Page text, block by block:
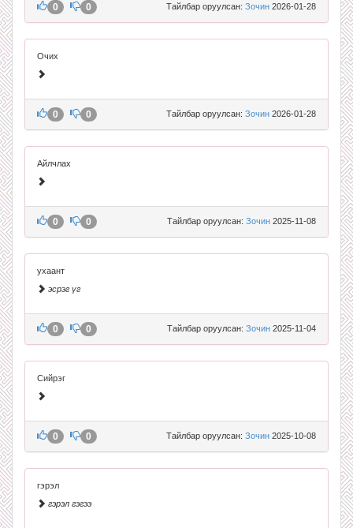
Тайлбар оруулсан: Зочин 2026-01-28
0 0
Очих
Тайлбар оруулсан: Зочин 2026-01-28
0 0
Айлчлах
Тайлбар оруулсан: Зочин 2025-11-08
0 0
ухаант
эсрэг үг
Тайлбар оруулсан: Зочин 2025-11-04
0 0
Сийрэг
Тайлбар оруулсан: Зочин 2025-10-08
0 0
гэрэл
гэрэл гэгээ